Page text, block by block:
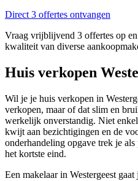
Direct 3 offertes ontvangen
Vraag vrijblijvend 3 offertes op
kwaliteit van diverse
Huis verkopen
Wil je je huis verkopen in
verkopen, maar of dat slim en
werkelijk onverstandig. Niet
kwijt aan bezichtigingen en de
onderhandeling opgave trek je
het kortste eind.
Een makelaar in Westergeest